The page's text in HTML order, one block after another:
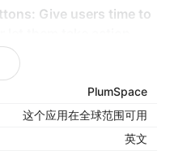
Give users time to
append UTM
tracking.
experience for
PlumSpace
这个应用在全球范围可用
英文